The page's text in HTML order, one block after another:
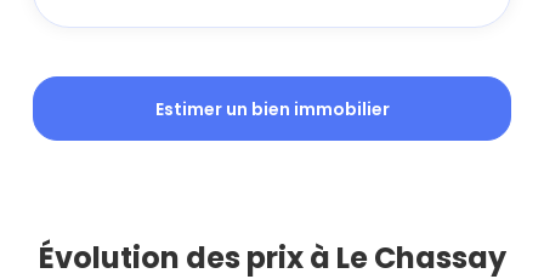
Estimer un bien immobilier
Évolution des prix à Le Chassay